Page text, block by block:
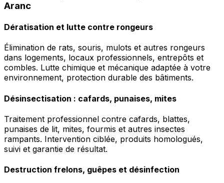
Aranc
Dératisation et lutte contre rongeurs
Élimination de rats, souris, mulots et autres rongeurs
dans logements, locaux professionnels, entrepôts et
combles. Lutte chimique et mécanique adaptée à votre
environnement, protection durable des bâtiments.
Désinsectisation : cafards, punaises, mites
Traitement professionnel contre cafards, blattes,
punaises de lit, mites, fourmis et autres insectes
rampants. Intervention ciblée, produits homologués,
suivi et garantie de résultat.
Destruction frelons, guêpes et désinfection